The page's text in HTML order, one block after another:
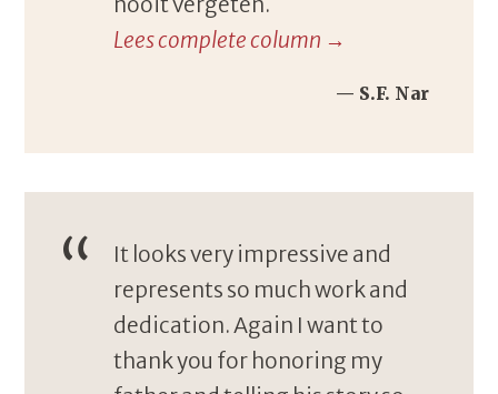
Lees complete column →
S.F. Nar
It looks very impressive and
represents so much work and
dedication. Again I want to
thank you for honoring my